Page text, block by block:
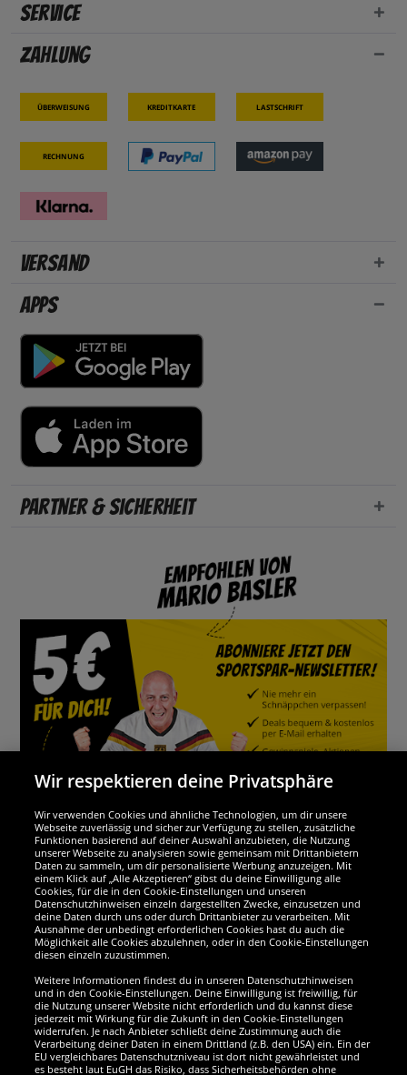
Service
Zahlung
Überweisung Kreditkarte Lastschrift
Rechnung
Versand
Apps
Partner & Sicherheit
Wir sind ausgezeichnet
Werde SportSpar-Fan!
Wir respektieren deine Privatsphäre
Wir verwenden Cookies und ähnliche Technologien, um dir unsere
Webseite zuverlässig und sicher zur Verfügung zu stellen, zusätzliche
Funktionen basierend auf deiner Auswahl anzubieten, die Nutzung
unserer Webseite zu analysieren sowie gemeinsam mit Drittanbietern
Daten zu sammeln, um dir personalisierte Werbung anzuzeigen. Mit
einem Klick auf „Alle Akzeptieren“ gibst du deine Einwilligung alle
Cookies, für die in den Cookie-Einstellungen und unseren
Datenschutzhinweisen einzeln dargestellten Zwecke, einzusetzen und
deine Daten durch uns oder durch Drittanbieter zu verarbeiten. Mit
Ausnahme der unbedingt erforderlichen Cookies hast du auch die
Möglichkeit alle Cookies abzulehnen, oder in den Cookie-Einstellungen
diesen einzeln zuzustimmen.
Weitere Informationen findest du in unseren Datenschutzhinweisen
und in den Cookie-Einstellungen. Deine Einwilligung ist freiwillig, für
die Nutzung unserer Website nicht erforderlich und du kannst diese
jederzeit mit Wirkung für die Zukunft in den Cookie-Einstellungen
widerrufen. Je nach Anbieter schließt deine Zustimmung auch die
Verarbeitung deiner Daten in einem Drittland (z.B. den USA) ein. Ein der
EU vergleichbares Datenschutzniveau ist dort nicht gewährleistet und
es besteht laut EuGH das Risiko, dass Sicherheitsbehörden ohne